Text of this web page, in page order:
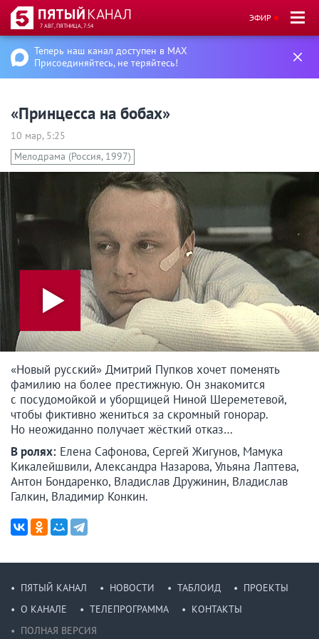
7 АВГ, ПЯТНИЦА, 7:54
ЭФИР
Теперь наш канал доступен в MAX
Присоединяйтесь, не теряйтесь!
«Принцесса на бобах»
10 мар, 5:25
Мелодрама (Россия, 1997)
«Новый русский» Дмитрий Пупков хочет поменять
фамилию на более престижную. Он знакомится
с посудомойкой и уборщицей Ниной Шереметевой,
чтобы фиктивно жениться за скромный гонорар.
Но неожиданно получает жёсткий отказ…
В ролях: Елена Сафонова, Сергей Жигунов, Мамука
Кикалейшвили, Александра Назарова, Ульяна Лаптева,
Антон Бондаренко, Владислав Дружинин, Владислав
Галкин, Владимир Конкин.
ПЯТЫЙ КАНАЛ НОВОСТИ ТАБЛОИД
ПРОЕКТЫ
О КАНАЛЕ
ТЕЛЕПРОГРАММА
КОНТАКТЫ
ПОЛНАЯ ВЕРСИЯ